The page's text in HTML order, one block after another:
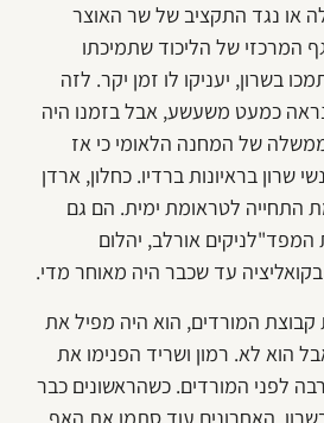
או נגד התקציב של שר האוצר
המרכזי של הליכוד שתמיכתו
בשרון, יעניקו לו זמן יקר. לזה
נראה כמעט משעשע, אבל בזמנו היה
ממשלה של המחנה הלאומי כי אז
שרון בראיונות ברדיו. כחלון, ארדן
התחייה לטראומת ימית. הם גם
אורלב, יהלום
עד שכבר היה מאוחר מדי.
קבוצת המורדים, הוא היה מפיל את
הוא לא. רמון ושריד הפנימו את
לפני המורדים. כשהראשונים כבר
האחרונים עוד סתמו את האף